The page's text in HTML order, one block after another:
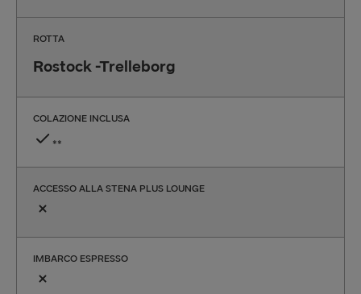
ROTTA
Rostock -Trelleborg
COLAZIONE INCLUSA
**
ACCESSO ALLA STENA PLUS LOUNGE
IMBARCO ESPRESSO